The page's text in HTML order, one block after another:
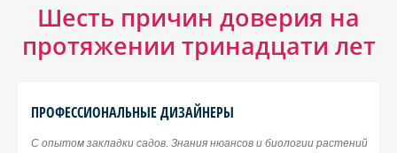
Шесть причин доверия на
протяжении тринадцати лет
ПРОФЕССИОНАЛЬНЫЕ ДИЗАЙНЕРЫ
С опытом закладки садов. Знания нюансов и биологии растений